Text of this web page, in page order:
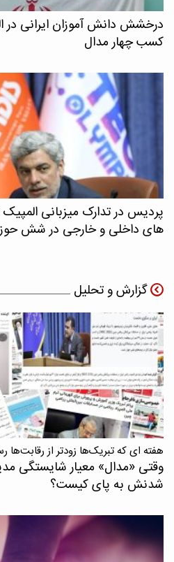
درخشش دانش آموزان ایرانی در
کسب چهار مدال
های داخلی و خارجی در شش
گزارش و تحلیل
هفته ای که تبریک‌ها زودتر از رقابت‌ها
وقتی «مدال‌» معیار شایستگی
شدنش به پای کیست؟